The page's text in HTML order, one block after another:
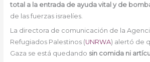
total a la entrada de ayuda vital y de
de las fuerzas israelíes.
La directora de comunicación de la
Refugiados Palestinos (UNRWA) alertó de
Gaza se está quedando sin comida ni